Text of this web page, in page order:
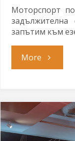
Моторспорт
запътим към
More